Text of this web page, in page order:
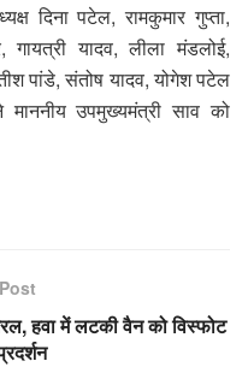
दिना पटेल, रामकुमार गुप्ता,
गायत्री यादव, लीला मंडलोई,
पांडे, संतोष यादव, योगेश पटेल
माननीय उपमुख्यमंत्री साव को
हवा में लटकी वैन को विस्फोट